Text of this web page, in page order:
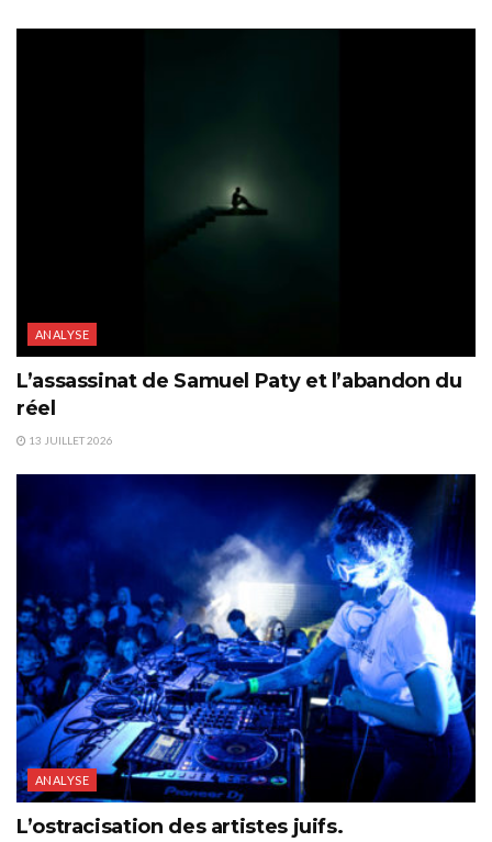
ANALYSE
L’assassinat de Samuel Paty et l’abandon du
réel
13 JUILLET 2026
ANALYSE
L’ostracisation des artistes juifs.